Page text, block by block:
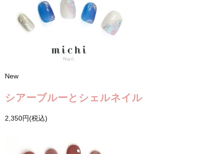
New
シアーブルーとシェルネイル
2,350円(税込)